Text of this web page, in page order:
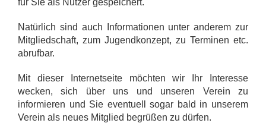
für Sie als Nutzer gespeichert.
Natürlich sind auch Informationen unter anderem zur
Mitgliedschaft, zum Jugendkonzept, zu Terminen etc.
abrufbar.
Mit dieser Internetseite möchten wir Ihr Interesse
wecken, sich über uns und unseren Verein zu
informieren und Sie eventuell sogar bald in unserem
Verein als neues Mitglied begrüßen zu dürfen.